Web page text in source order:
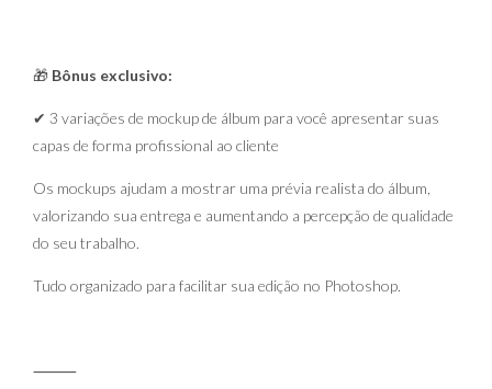
🎁 Bônus exclusivo:
✔ 3 variações de mockup de álbum para você apresentar suas
capas de forma profissional ao cliente
Os mockups ajudam a mostrar uma prévia realista do álbum,
valorizando sua entrega e aumentando a percepção de qualidade
do seu trabalho.
Tudo organizado para facilitar sua edição no Photoshop.
⸻